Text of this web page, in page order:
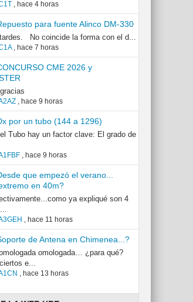
, hace 4 horas
para fuente Alinco DM-330
No coincide la forma con el d...
, hace 7 horas
CME 2026 y
, hace 9 horas
por un tubo (144 a 1296)
Tubo hay un factor clave: El grado de
, hace 9 horas
que empezó el verano...
en 40m?
ya expliqué son 4
, hace 11 horas
de Antena en Chimenea...?
omologada… ¿para qué?
e...
, hace 13 horas